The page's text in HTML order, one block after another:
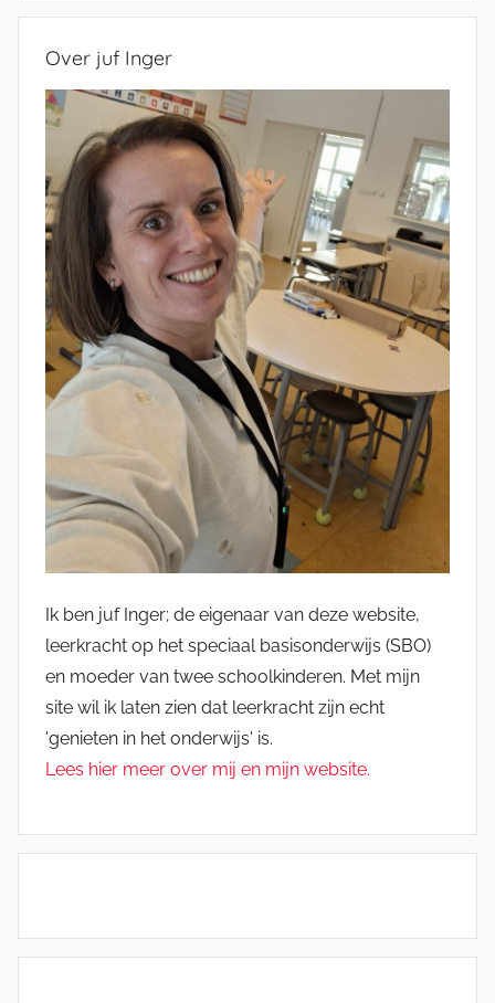
Over juf Inger
Ik ben juf Inger; de eigenaar van deze website,
leerkracht op het speciaal basisonderwijs (SBO)
en moeder van twee schoolkinderen. Met mijn
site wil ik laten zien dat leerkracht zijn echt
'genieten in het onderwijs' is.
Lees hier meer over mij en mijn website.